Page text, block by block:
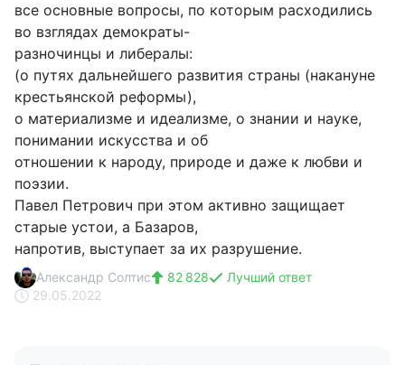
все основные вопросы, по которым расходились
во взглядах демократы-
разночинцы и либералы:
(о путях дальнейшего развития страны (накануне
крестьянской реформы),
о материализме и идеализме, о знании и науке,
понимании искусства и об
отношении к народу, природе и даже к любви и
поэзии.
Павел Петрович при этом активно защищает
старые устои, а Базаров,
напротив, выступает за их разрушение.
Александр Солтис 82 828
Лучший ответ
29.05.2022